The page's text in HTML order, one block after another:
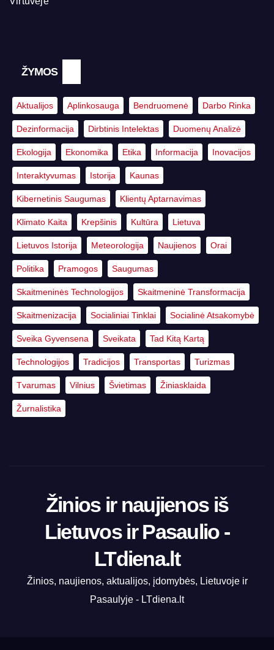
ŽYMOS
Aktualijos Aplinkosauga Bendruomenė Darbo Rinka
Dezinformacija Dirbtinis Intelektas Duomenų Analizė
Ekologija Ekonomika Etika Informacija Inovacijos
Interaktyvumas Istorija Kaunas
Kibernetinis Saugumas Klientų Aptarnavimas
Klimato Kaita Krepšinis Kultūra Lietuva
Lietuvos Istorija Meteorologija Naujienos Orai
Politika Pramogos Saugumas
Skaitmeninės Technologijos Skaitmeninė Transformacija
Skaitmenizacija Socialiniai Tinklai Socialinė Atsakomybė
Sveika Gyvensena Sveikata Tad Kitą Kartą
Technologijos Tradicijos Transportas Turizmas
Tvarumas Vilnius Švietimas Žiniasklaida
Žurnalistika
Žinios ir naujienos iš
Lietuvos ir Pasaulio -
LTdiena.lt
Žinios, naujienos, aktualijos, įdomybės, Lietuvoje ir
Pasaulyje - LTdiena.lt